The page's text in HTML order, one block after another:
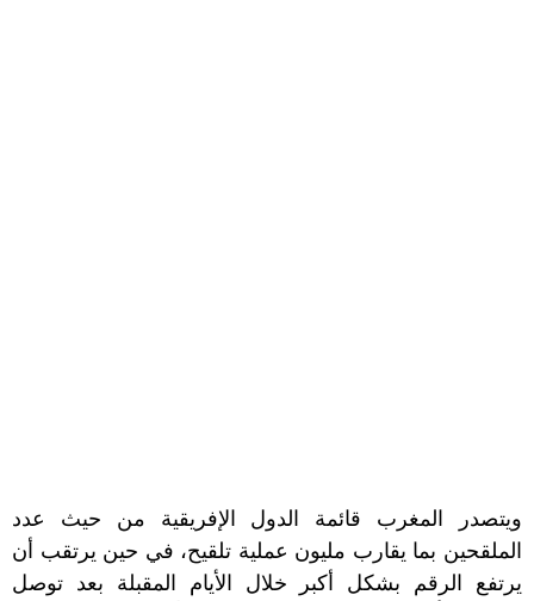
ويتصدر المغرب قائمة الدول الإفريقية من حيث عدد
الملقحين بما يقارب مليون عملية تلقيح، في حين يرتقب أن
يرتفع الرقم بشكل أكبر خلال الأيام المقبلة بعد توصل